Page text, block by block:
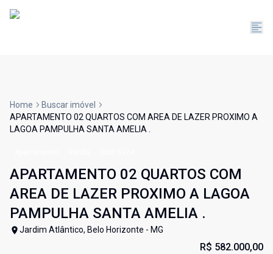
Home
Buscar imóvel
APARTAMENTO 02 QUARTOS COM AREA DE LAZER PROXIMO A
LAGOA PAMPULHA SANTA AMELIA .
APARTAMENTO 02 QUARTOS COM
AREA DE LAZER PROXIMO A LAGOA
PAMPULHA SANTA AMELIA .
Jardim Atlântico, Belo Horizonte - MG
R$ 582.000,00